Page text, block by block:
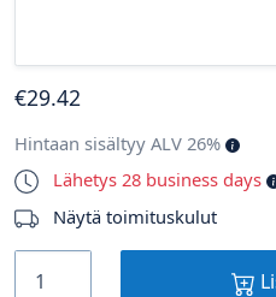
€29.42
Hintaan sisältyy ALV 26%
Lähetys 28 business days
Näytä toimituskulut